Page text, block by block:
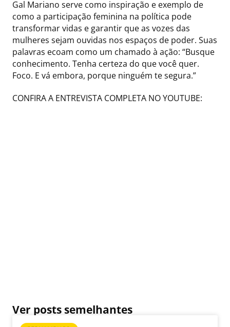
Gal Mariano serve como inspiração e exemplo de
como a participação feminina na política pode
transformar vidas e garantir que as vozes das
mulheres sejam ouvidas nos espaços de poder. Suas
palavras ecoam como um chamado à ação: “Busque
conhecimento. Tenha certeza do que você quer.
Foco. E vá embora, porque ninguém te segura.”
CONFIRA A ENTREVISTA COMPLETA NO YOUTUBE:
Ver posts semelhantes